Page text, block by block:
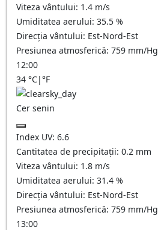
Viteza vântului: 1.4 m/s
Umiditatea aerului: 35.5 %
Direcția vântului: Est-Nord-Est
Presiunea atmosferică: 759 mm/Hg
12:00
34 °C|°F
Cer senin
Index UV: 6.6
Cantitatea de precipitații: 0.2 mm
Viteza vântului: 1.8 m/s
Umiditatea aerului: 31.4 %
Direcția vântului: Est-Nord-Est
Presiunea atmosferică: 759 mm/Hg
13:00